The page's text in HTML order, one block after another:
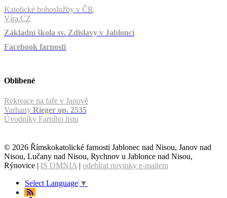
Katolické bohoslužby v ČR
Víra.CZ
Základní škola sv. Zdislavy v Jablonci
Facebook farnosti
Oblíbené
Rekreace na faře v Janově
Varhany Rieger op. 2535
Úvodníky Farního listu
© 2026 Římskokatolické farnosti Jablonec nad Nisou, Janov nad
Nisou, Lučany nad Nisou, Rychnov u Jablonce nad Nisou,
Rýnovice | IS OMNIA | odebírat novinky e-mailem
Select Language ▼